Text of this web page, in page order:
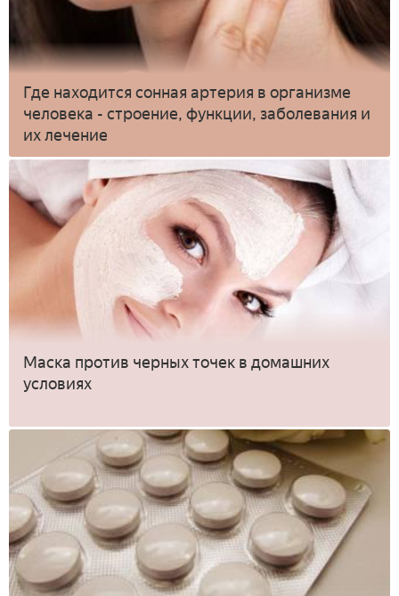
Где находится сонная артерия в организме
человека - строение, функции, заболевания и
их лечение
Маска против черных точек в домашних
условиях